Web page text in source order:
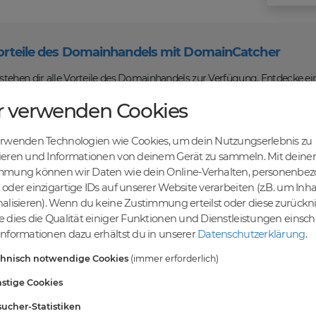
des Domainhandels mit DomainCatcher
dir alle Vorteile des Domainhandels zur Verfügung. Entdecke
kaufen, verkaufen und recyceln kannst. Profitiere von
Abwicklung und sicheren Domaintransfers.
Online-Erfolg mit DomainCatcher
Schlüssel zum Online-Erfolg. Mit unserem breiten Angebot an
deine Zielgruppe gezielt ansprechen. Nutze die Möglichkeit,
zu steigern.
vielfältigen Auswahl an Domains
du eine breite Auswahl an erstklassigen Domains, die darauf
Möglichkeiten, um deine Online-Präsenz zu stärken und
Gemeinsam realisieren wir deinen Erfolg im Online-Bereich.
verwenden Cookies
Technologien wie Cookies, um dein Nutzungserlebnis zu
und Informationen von deinem Gerät zu sammeln. Mit deiner
können wir Daten wie dein Online-Verhalten,
einzigartige IDs auf unserer Website verarbeiten (z.B. um
Wenn du keine Zustimmung erteilst oder diese
dies die Qualität einiger Funktionen und Dienstleistungen
dazu erhältst du in unsererDatenschutzerklärung.
notwendige Cookies (immer erforderlich)
Cookies
Statistiken